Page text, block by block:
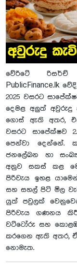
වේරිටේ රිසර්ච්
PublicFinance.lk
2025 වසරට
දෙමළ අලුත් අවුරුදු
ගොස් ඇති අතර,
වසරට සාපේක්ෂව
පෙන්වා දෙන්නේ.
ජනලේඛන හා
අනුව සකස් කළ
පිරිවැය ඉහළ
සහ සහල් පිටි මිල
යුත් පවුලක්
පිරිවැය ගණනය
වට්ටෝරු සහ
කරගෙන ඇති අතර,
නොමැත.